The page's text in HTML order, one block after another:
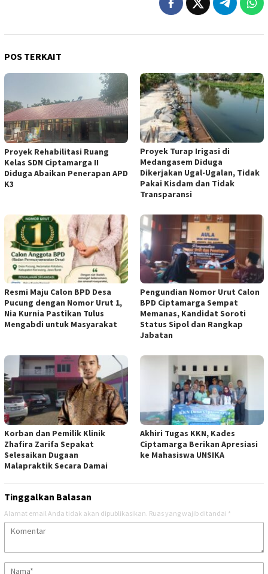
POS TERKAIT
Proyek Rehabilitasi Ruang
Kelas SDN Ciptamarga II
Diduga Abaikan Penerapan APD
K3
Proyek Turap Irigasi di
Medangasem Diduga
Dikerjakan Ugal-Ugalan, Tidak
Pakai Kisdam dan Tidak
Transparansi
Resmi Maju Calon BPD Desa
Pucung dengan Nomor Urut 1,
Nia Kurnia Pastikan Tulus
Mengabdi untuk Masyarakat
Pengundian Nomor Urut Calon
BPD Ciptamarga Sempat
Memanas, Kandidat Soroti
Status Sipol dan Rangkap
Jabatan
Korban dan Pemilik Klinik
Zhafira Zarifa Sepakat
Selesaikan Dugaan
Malapraktik Secara Damai
Akhiri Tugas KKN, Kades
Ciptamarga Berikan Apresiasi
ke Mahasiswa UNSIKA
Tinggalkan Balasan
Alamat email Anda tidak akan dipublikasikan. Ruas yang wajib ditandai *